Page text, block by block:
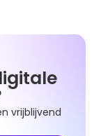
vrijblijvend